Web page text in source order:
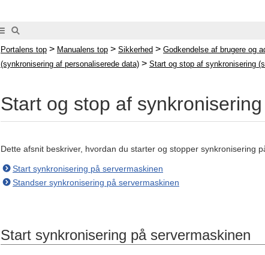
Portalens top > Manualens top > Sikkerhed > Godkendelse af brugere og
(synkronisering af personaliserede data) > Start og stop af synkronisering
Start og stop af
Dette afsnit beskriver, hvordan du starter og stopper synkronisering
Start synkronisering på servermaskinen
Standser synkronisering på servermaskinen
Start synkronisering på servermaskinen